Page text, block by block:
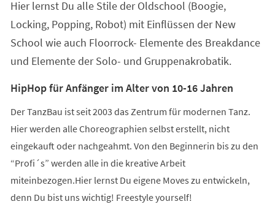
Hier lernst Du alle Stile der Oldschool (Boogie,
Locking, Popping, Robot) mit Einflüssen der New
School wie auch Floorrock- Elemente des Breakdance
und Elemente der Solo- und Gruppenakrobatik.
HipHop für Anfänger im Alter von 10-16 Jahren
Der TanzBau ist seit 2003 das Zentrum für modernen Tanz.
Hier werden alle Choreographien selbst erstellt, nicht
eingekauft oder nachgeahmt. Von den Beginnerin bis zu den
“Profi´s” werden alle in die kreative Arbeit
miteinbezogen.Hier lernst Du eigene Moves zu entwickeln,
denn Du bist uns wichtig! Freestyle yourself!